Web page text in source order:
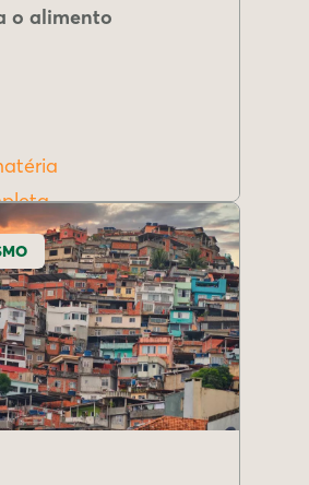
o alimento